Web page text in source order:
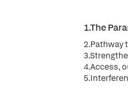
1.The
2.Pathway
4.Access,